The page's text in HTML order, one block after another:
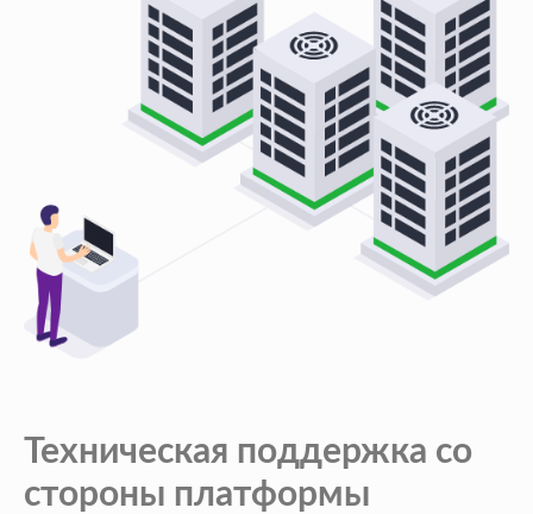
Техническая поддержка со
стороны платформы